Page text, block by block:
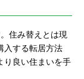
住み替えとは現
入する転居方法
り良い住まいを手